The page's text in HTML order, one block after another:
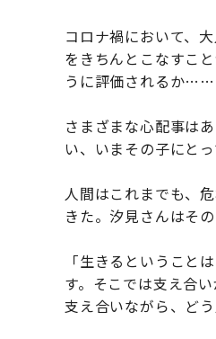
コロナ禍において、
をきちんとこなすこ
うに評価されるか……
さまざまな心配事は
い、いまその子にと
人間はこれまでも、
きた。汐見さんはそ
「生きるということ
す。そこでは支え合
支え合いながら、ど